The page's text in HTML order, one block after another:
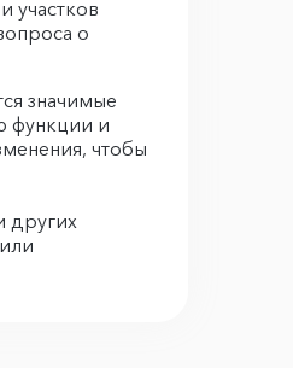
участков
о
значимые
функции и
чтобы
других